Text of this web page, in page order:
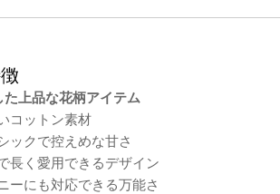
上品な花柄アイテム
コットン素材
ックで控えめな甘さ
長く愛用できるデザイン
ーにも対応できる万能さ